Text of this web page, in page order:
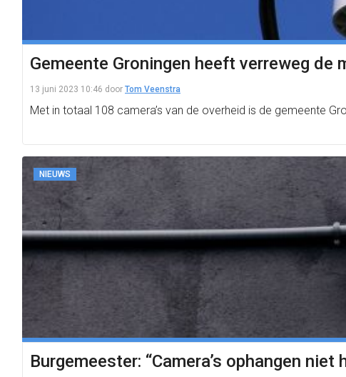
Gemeente Groningen heeft verreweg de
13 juni 2023 10:46 door Tom Veenstra
Met in totaal 108 camera’s van de overheid is de gemeente
NIEUWS
Burgemeester: “Camera’s ophangen